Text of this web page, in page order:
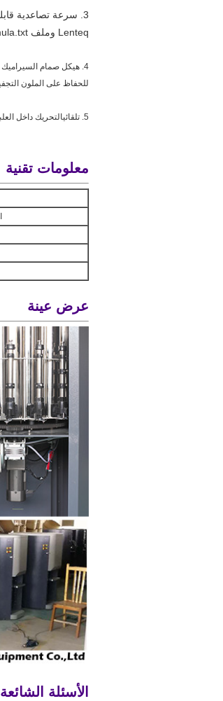
3. سرعة تصاعدية قابلة للتعديل وسرعة توزيع كل تلوين.
Lenteq وملف Formula.txt كـ TECMEC ، إنه
4. هيكل صمام السيراميك ، مع مقاومة جيدة للتآكل وختم جيد ومستقر وموثوق.
للحفاظ على الملون
5. تلقائي التحريك داخل
معلومات تقنية
عرض عينة
الأسئلة